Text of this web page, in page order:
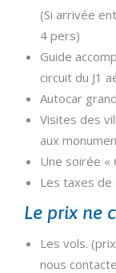
(Si arrivée
4 pers)
Guide
circuit du J1
Autocar
Visites des
aux
Une soirée «
Les taxes de
Le prix ne
Les vols.
nous